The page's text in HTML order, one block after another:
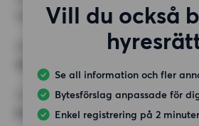
Vill du också
Se all information och fler
Bytesförslag anpassade för
Enkel registrering på 2 minuter
MINST ANTAL KVADRATMETER
HÖGSTA HYRA
8 000 kr